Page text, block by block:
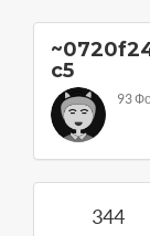
c5
93
344